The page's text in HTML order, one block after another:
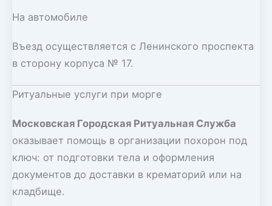
На автомобиле
Въезд осуществляется с Ленинского проспекта
в сторону корпуса № 17.
Ритуальные услуги при морге
Московская Городская Ритуальная Служба
оказывает помощь в организации похорон под
ключ: от подготовки тела и оформления
документов до доставки в крематорий или на
кладбище.